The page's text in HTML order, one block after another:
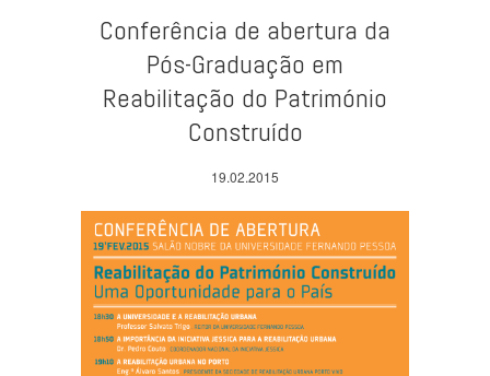
Conferência de abertura da
Pós-Graduação em
Reabilitação do Património
Construído
19.02.2015